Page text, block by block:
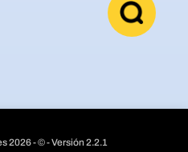
2026 - © - Versión 2.2.1